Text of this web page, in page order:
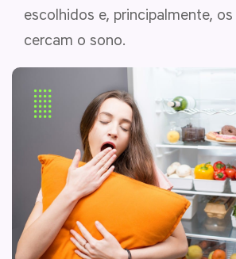
escolhidos e, principalmente,
cercam o sono.